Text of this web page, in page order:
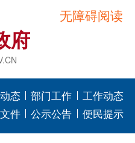
无障碍阅读
府
态 部门工作
工作动态
件 公示公告 便民提示